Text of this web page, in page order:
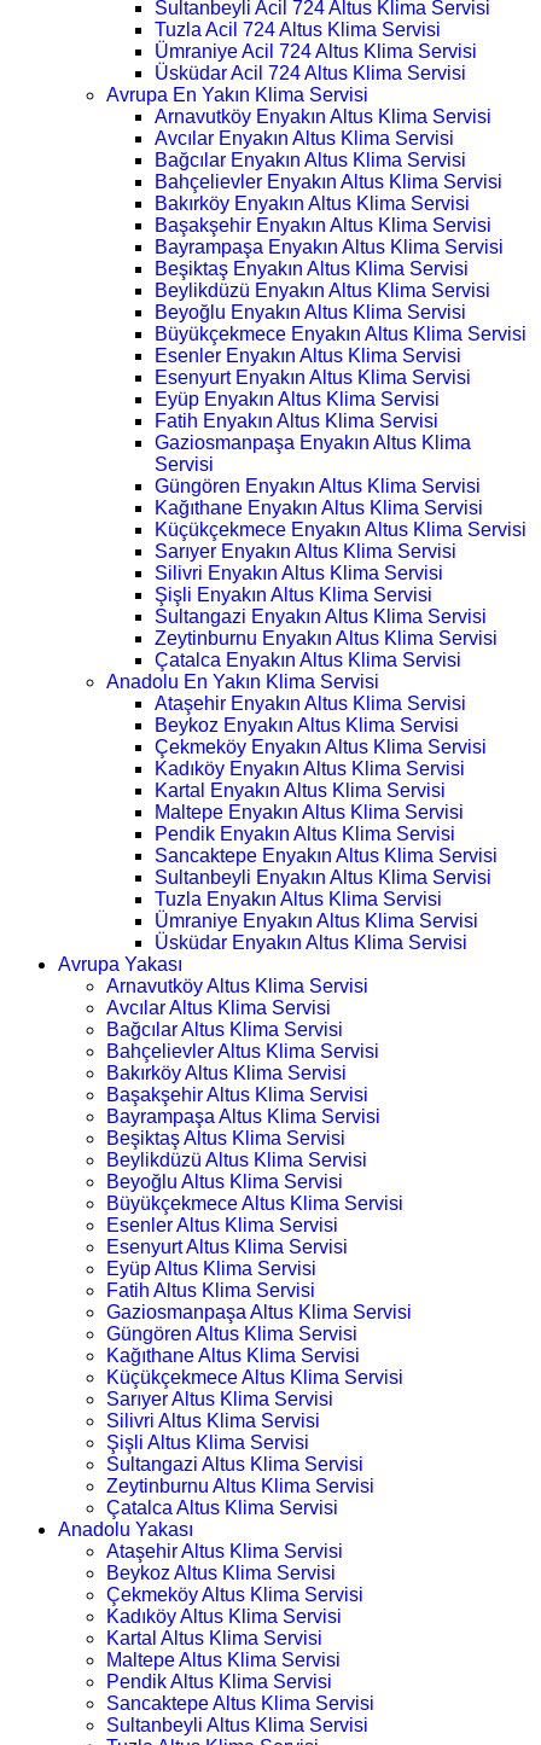
Sultanbeyli Acil 724 Altus Klima Servisi
Tuzla Acil 724 Altus Klima Servisi
Ümraniye Acil 724 Altus Klima Servisi
Üsküdar Acil 724 Altus Klima Servisi
Avrupa En Yakın Klima Servisi
Arnavutköy Enyakın Altus Klima Servisi
Avcılar Enyakın Altus Klima Servisi
Bağcılar Enyakın Altus Klima Servisi
Bahçelievler Enyakın Altus Klima Servisi
Bakırköy Enyakın Altus Klima Servisi
Başakşehir Enyakın Altus Klima Servisi
Bayrampaşa Enyakın Altus Klima Servisi
Beşiktaş Enyakın Altus Klima Servisi
Beylikdüzü Enyakın Altus Klima Servisi
Beyoğlu Enyakın Altus Klima Servisi
Büyükçekmece Enyakın Altus Klima Servisi
Esenler Enyakın Altus Klima Servisi
Esenyurt Enyakın Altus Klima Servisi
Eyüp Enyakın Altus Klima Servisi
Fatih Enyakın Altus Klima Servisi
Gaziosmanpaşa Enyakın Altus Klima
Servisi
Güngören Enyakın Altus Klima Servisi
Kağıthane Enyakın Altus Klima Servisi
Küçükçekmece Enyakın Altus Klima Servisi
Sarıyer Enyakın Altus Klima Servisi
Silivri Enyakın Altus Klima Servisi
Şişli Enyakın Altus Klima Servisi
Sultangazi Enyakın Altus Klima Servisi
Zeytinburnu Enyakın Altus Klima Servisi
Çatalca Enyakın Altus Klima Servisi
Anadolu En Yakın Klima Servisi
Ataşehir Enyakın Altus Klima Servisi
Beykoz Enyakın Altus Klima Servisi
Çekmeköy Enyakın Altus Klima Servisi
Kadıköy Enyakın Altus Klima Servisi
Kartal Enyakın Altus Klima Servisi
Maltepe Enyakın Altus Klima Servisi
Pendik Enyakın Altus Klima Servisi
Sancaktepe Enyakın Altus Klima Servisi
Sultanbeyli Enyakın Altus Klima Servisi
Tuzla Enyakın Altus Klima Servisi
Ümraniye Enyakın Altus Klima Servisi
Üsküdar Enyakın Altus Klima Servisi
Avrupa Yakası
Arnavutköy Altus Klima Servisi
Avcılar Altus Klima Servisi
Bağcılar Altus Klima Servisi
Bahçelievler Altus Klima Servisi
Bakırköy Altus Klima Servisi
Başakşehir Altus Klima Servisi
Bayrampaşa Altus Klima Servisi
Beşiktaş Altus Klima Servisi
Beylikdüzü Altus Klima Servisi
Beyoğlu Altus Klima Servisi
Büyükçekmece Altus Klima Servisi
Esenler Altus Klima Servisi
Esenyurt Altus Klima Servisi
Eyüp Altus Klima Servisi
Fatih Altus Klima Servisi
Gaziosmanpaşa Altus Klima Servisi
Güngören Altus Klima Servisi
Kağıthane Altus Klima Servisi
Küçükçekmece Altus Klima Servisi
Sarıyer Altus Klima Servisi
Silivri Altus Klima Servisi
Şişli Altus Klima Servisi
Sultangazi Altus Klima Servisi
Zeytinburnu Altus Klima Servisi
Çatalca Altus Klima Servisi
Anadolu Yakası
Ataşehir Altus Klima Servisi
Beykoz Altus Klima Servisi
Çekmeköy Altus Klima Servisi
Kadıköy Altus Klima Servisi
Kartal Altus Klima Servisi
Maltepe Altus Klima Servisi
Pendik Altus Klima Servisi
Sancaktepe Altus Klima Servisi
Sultanbeyli Altus Klima Servisi